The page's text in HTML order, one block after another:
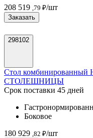
208 519 ,79 ₽/шт
Заказать
298102
Стол комбинированный
СТОЛЕШНИЦЫ
Срок поставки 45 дней
Боковое
180 929 ,82 ₽/шт